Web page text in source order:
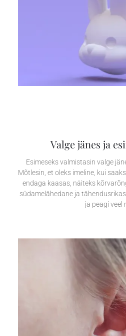
Valge jänes ja
Esimeseks valmistasin valge
Mõtlesin, et oleks imeline, kui
endaga kaasas, näiteks
südamelähedane ja
ja peagi veel